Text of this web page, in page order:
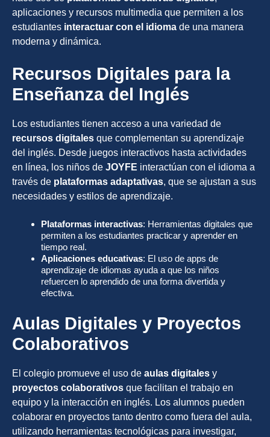
aplicaciones y recursos multimedia que permiten a los
estudiantes interactuar con el idioma de una manera
moderna y dinámica.
Recursos Digitales para la
Enseñanza del Inglés
Los estudiantes tienen acceso a una variedad de
recursos digitales que complementan su aprendizaje
del inglés. Desde juegos interactivos hasta actividades
en línea, los niños de JOYFE interactúan con el idioma a
través de plataformas adaptativas, que se ajustan a sus
necesidades y estilos de aprendizaje.
Plataformas interactivas: Herramientas digitales que
permiten a los estudiantes practicar y aprender en
tiempo real.
Aplicaciones educativas: El uso de apps de
aprendizaje de idiomas ayuda a que los niños
refuercen lo aprendido de una forma divertida y
efectiva.
Aulas Digitales y Proyectos
Colaborativos
El colegio promueve el uso de aulas digitales y
proyectos colaborativos que facilitan el trabajo en
equipo y la interacción en inglés. Los alumnos pueden
colaborar en proyectos tanto dentro como fuera del aula,
utilizando herramientas tecnológicas para investigar,